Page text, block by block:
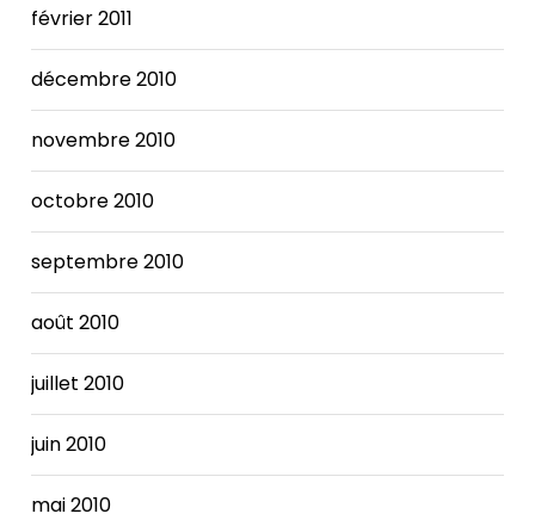
février 2011
décembre 2010
novembre 2010
octobre 2010
septembre 2010
août 2010
juillet 2010
juin 2010
mai 2010